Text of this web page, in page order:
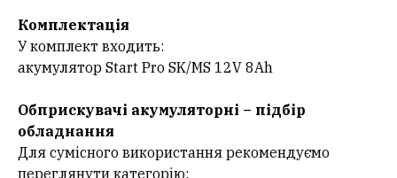
Комплектація
У комплект входить:
акумулятор Start Pro SK/MS 12V 8Ah
Обприскувачі акумуляторні – підбір
обладнання
Для сумісного використання рекомендуємо
переглянути категорію: